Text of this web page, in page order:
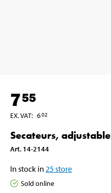
755
EX. VAT: 602
Secateurs, adjustable
Art. 14-2144
In stock in 25store
Sold online